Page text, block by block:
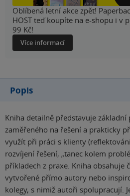
Oblíbená letní akce zpět!
HOST teď koupíte na e-shopu i v
99 Kč!
Více informací
Popis
Kniha detailně představuje
zaměřeného na řešení a prakticky
využít při práci s klienty
rozvíjení řešení, „tanec kolem
příkladech z praxe. Kniha obsahuje
vytvořené přímo autory nebo
kolegy, s nimiž autoři spolupracují.